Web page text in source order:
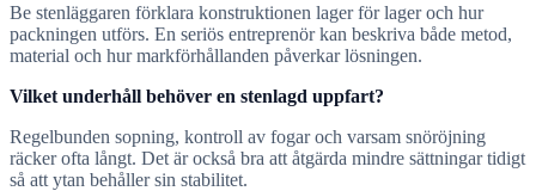
Be stenläggaren förklara konstruktionen lager för lager och hur
packningen utförs. En seriös entreprenör kan beskriva både metod,
material och hur markförhållanden påverkar lösningen.
Vilket underhåll behöver en stenlagd uppfart?
Regelbunden sopning, kontroll av fogar och varsam snöröjning
räcker ofta långt. Det är också bra att åtgärda mindre sättningar tidigt
så att ytan behåller sin stabilitet.